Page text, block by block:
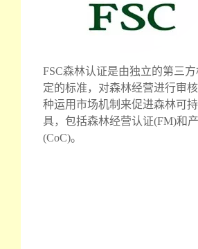
FSC森林认证是由独立的第三方
定的标准，对森林经营进行审
种运用市场机制来促进森林可
具，包括森林经营认证(FM)和
(CoC)。